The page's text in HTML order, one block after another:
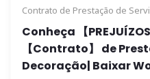
Contrato de Prestação de
Conheça 【
【Contrato】 de
Decoração| Baixar